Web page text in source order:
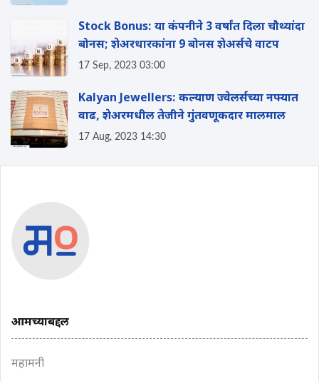
Stock Bonus: या कंपनीने 3 वर्षांत दिला चौथ्यांदा
बोनस; शेअरधारकांना 9 बोनस शेअर्सचे वाटप
17 Sep, 2023 03:00
Kalyan Jewellers: कल्याण ज्वेलर्सच्या नफ्यात
वाढ, शेअरमधील तेजीने गुंतवणूकदार मालमाल
17 Aug, 2023 14:30
आमच्याबद्दल
महामनी